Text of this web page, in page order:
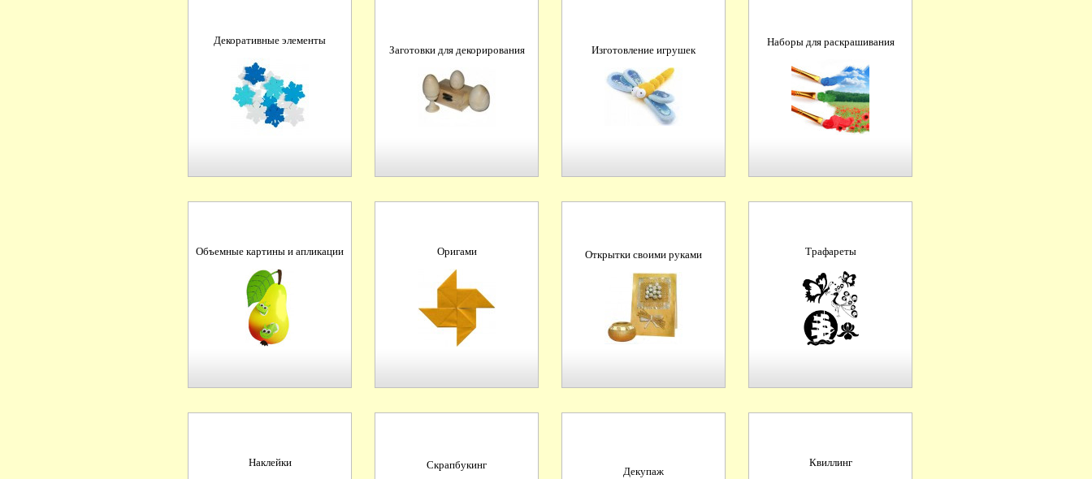
Декоративные элементы
Заготовки для декорирования
Изготовление игрушек
Наборы для раскрашивания
Объемные картины и апликации Оригами Открытки своими руками Трафареты
Наклейки Скрапбукинг
Декупаж
Квиллинг